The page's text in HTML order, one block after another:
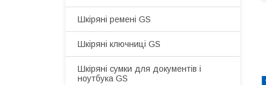
Шкіряні ремені GS
Шкіряні ключниці GS
Шкіряні сумки для документів і
ноутбука GS